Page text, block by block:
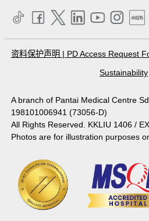
由白色念珠菌引起的念
酵母菌感染和一些尿布疹
大腿内侧（瘙痒）和头皮
曲霉菌病，由曲霉菌属引
疟疾，通过蚊媒传播
钩虫
蛲虫
资料保护声明 | PD Access Request
Sustainability
A branch of Pantai Medical Centre
198101006941 (73056-D)
All Rights Reserved. KKLIU 1406 /
Photos are for illustration purposes